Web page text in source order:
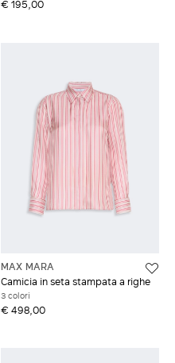
€ 195,00
MAX MARA
Camicia in seta stampata a righe
3 colori
€ 498,00